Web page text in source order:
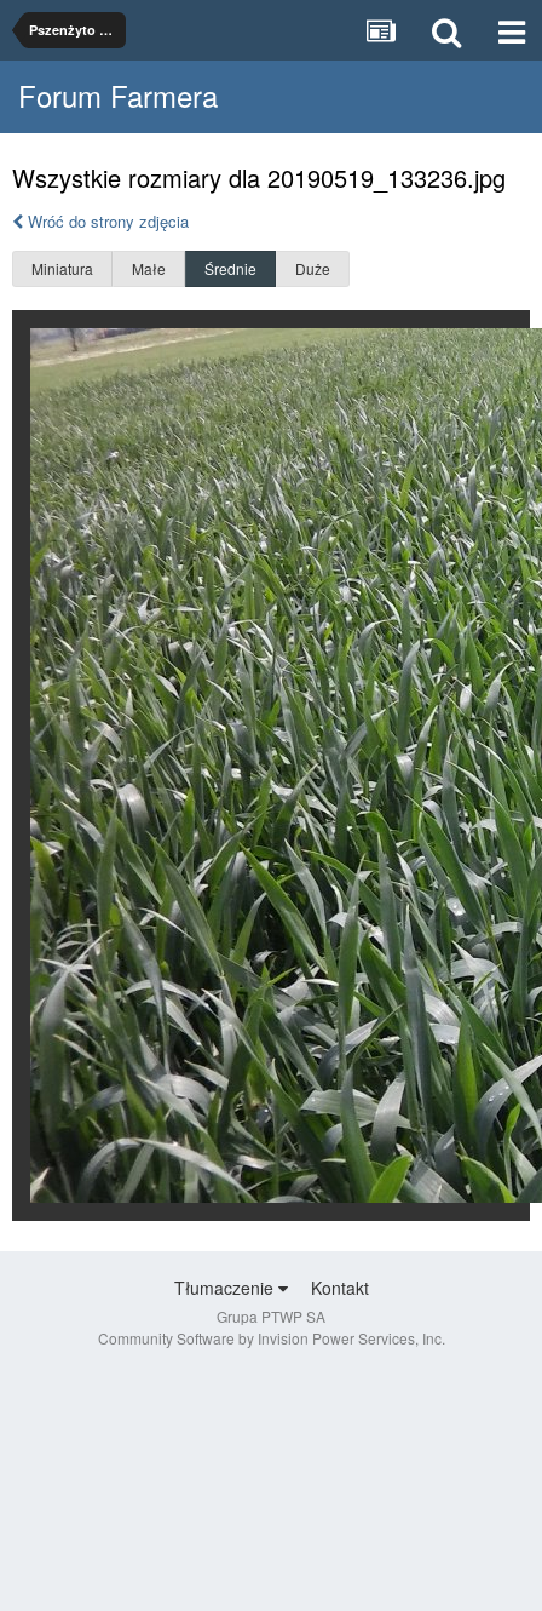
Pszenżyto Meloman
Forum Farmera
Wszystkie rozmiary dla 20190519_133236.jpg
Wróć do strony zdjęcia
Miniatura Małe Średnie Duże
Tłumaczenie Kontakt
Grupa PTWP SA
Community Software by Invision Power Services, Inc.